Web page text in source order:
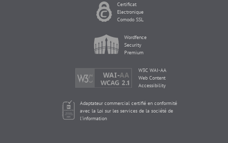
Certificat
Electronique
Comodo SSL
Wordfence
Security
Premium
W3C WAI-AA
Web Content
Accessibility
Adaptateur commercial certifié en conformité
avec la Loi sur les services de la société de
l'information